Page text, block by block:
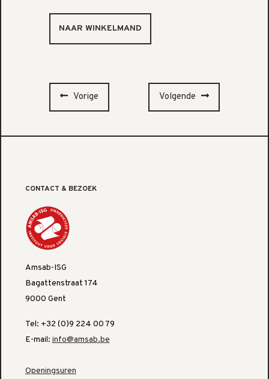
Vorige Volgende
CONTACT & BEZOEK
Amsab-ISG
Bagattenstraat 174
9000 Gent
Tel: +32 (0)9 224 00 79
E-mail: info@amsab.be
Openingsuren